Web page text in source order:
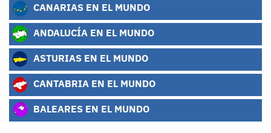
CANARIAS EN EL MUNDO
ANDALUCÍA EN EL MUNDO
ASTURIAS EN EL MUNDO
CANTABRIA EN EL MUNDO
BALEARES EN EL MUNDO